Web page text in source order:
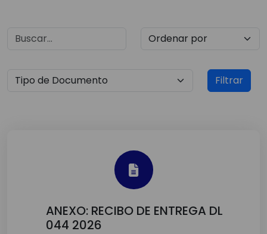
Filtrar
ANEXO: RECIBO DE ENTREGA DL
044 2026